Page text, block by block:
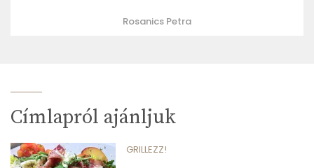
Rosanics Petra
Címlapról ajánljuk
GRILLEZZ!